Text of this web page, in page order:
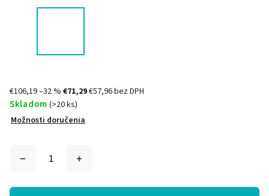
€106,19–32 % €71,29€57,96 bez DPH
Skladom (>20 ks)
Možnosti doručenia